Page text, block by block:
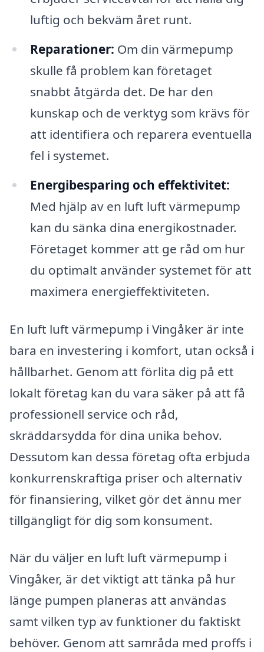
luftig och bekväm året runt.
Reparationer: Om din värmepump
skulle få problem kan företaget
snabbt åtgärda det. De har den
kunskap och de verktyg som krävs för
att identifiera och reparera eventuella
fel i systemet.
Energibesparing och effektivitet:
Med hjälp av en luft luft värmepump
kan du sänka dina energikostnader.
Företaget kommer att ge råd om hur
du optimalt använder systemet för att
maximera energieffektiviteten.
En luft luft värmepump i Vingåker är inte
bara en investering i komfort, utan också i
hållbarhet. Genom att förlita dig på ett
lokalt företag kan du vara säker på att få
professionell service och råd,
skräddarsydda för dina unika behov.
Dessutom kan dessa företag ofta erbjuda
konkurrenskraftiga priser och alternativ
för finansiering, vilket gör det ännu mer
tillgängligt för dig som konsument.
När du väljer en luft luft värmepump i
Vingåker, är det viktigt att tänka på hur
länge pumpen planeras att användas
samt vilken typ av funktioner du faktiskt
behöver. Genom att samråda med proffs i